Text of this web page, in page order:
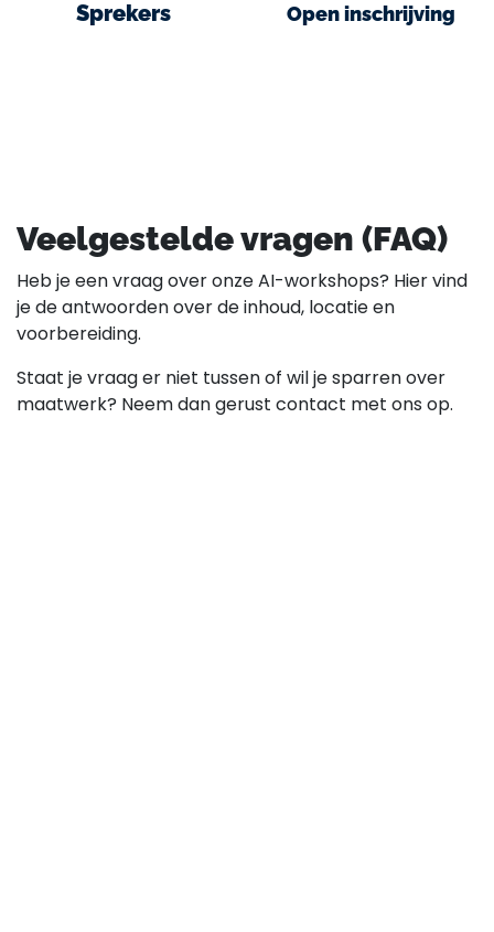
Sprekers Open inschrijving
Veelgestelde vragen (FAQ)
Heb je een vraag over onze AI-workshops? Hier vind
je de antwoorden over de inhoud, locatie en
voorbereiding.
Staat je vraag er niet tussen of wil je sparren over
maatwerk? Neem dan gerust contact met ons op.